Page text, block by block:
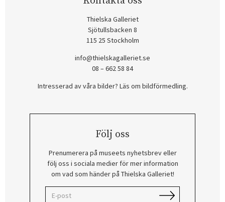
Thielska Galleriet
Sjötullsbacken 8
115 25 Stockholm
info@thielskagalleriet.se
08 – 662 58 84
Intresserad av våra bilder? Läs om bildförmedling.
Följ oss
Prenumerera på museets nyhetsbrev eller
följ oss i sociala medier för mer information
om vad som händer på Thielska Galleriet!